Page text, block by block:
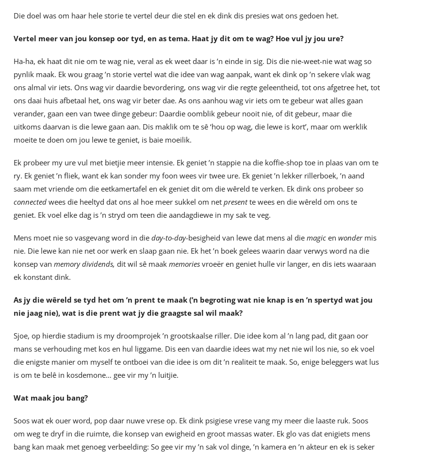
Die doel was om haar hele storie te vertel deur die stel en ek dink dis presies wat ons gedoen het.
Vertel meer van jou konsep oor tyd, en as tema. Haat jy dit om te wag? Hoe vul jy jou ure?
Ha-ha, ek haat dit nie om te wag nie, veral as ek weet daar is ’n einde in sig. Dis die nie-weet-nie wat wag so
pynlik maak. Ek wou graag ’n storie vertel wat die idee van wag aanpak, want ek dink op ’n sekere vlak wag
ons almal vir iets. Ons wag vir daardie bevordering, ons wag vir die regte geleentheid, tot ons afgetree het, tot
ons daai huis afbetaal het, ons wag vir beter dae. As ons aanhou wag vir iets om te gebeur wat alles gaan
verander, gaan een van twee dinge gebeur: Daardie oomblik gebeur nooit nie, of dit gebeur, maar die
uitkoms daarvan is die lewe gaan aan. Dis maklik om te sê ‘hou op wag, die lewe is kort’, maar om werklik
moeite te doen om jou lewe te geniet, is baie moeilik.
Ek probeer my ure vul met bietjie meer intensie. Ek geniet ’n stappie na die koffie-shop toe in plaas van om te
ry. Ek geniet ’n fliek, want ek kan sonder my foon wees vir twee ure. Ek geniet ’n lekker rillerboek, ’n aand
saam met vriende om die eetkamertafel en ek geniet dit om die wêreld te verken. Ek dink ons probeer so
connected wees die heeltyd dat ons al hoe meer sukkel om netpresentte wees en die wêreld om ons te
geniet. Ek voel elke dag is ’n stryd om teen die aandagdiewe in my sak te veg.
Mens moet nie so vasgevang word in dieday-to-day-besigheid van lewe dat mens al diemagic enwondermis
nie. Die lewe kan nie net oor werk en slaap gaan nie. Ek het ’n boek gelees waarin daar verwys word na die
konsep vanmemory dividends,dit wil sê maakmemories vroeër en geniet hulle vir langer, en dis iets waaraan
ek konstant dink.
As jy die wêreld se tyd het om’n prent te maak (’n begroting wat nie knap is en’n spertyd wat jou
nie jaag nie), wat is die prent wat jy die graagste sal wil maak?
Sjoe, op hierdie stadium is my droomprojek ’n grootskaalse riller. Die idee kom al ’n lang pad, dit gaan oor
mans se verhouding met kos en hul liggame. Dis een van daardie idees wat my net nie wil los nie, so ek voel
die enigste manier om myself te ontboei van die idee is om dit ’n realiteit te maak. So, enige beleggers wat lus
is om te belê in kosdemone… gee vir my ’n luitjie.
Wat maak jou bang?
Soos wat ek ouer word, pop daar nuwe vrese op. Ek dink psigiese vrese vang my meer die laaste ruk. Soos
om weg te dryf in die ruimte, die konsep van ewigheid en groot massas water. Ek glo vas dat enigiets mens
bang kan maak met genoeg verbeelding: So gee vir my ’n sak vol dinge, ’n kamera en ’n akteur en ek is seker